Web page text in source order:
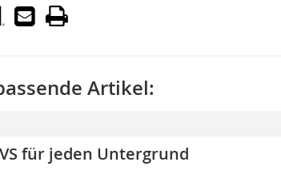
Artikel:
für jeden Untergrund